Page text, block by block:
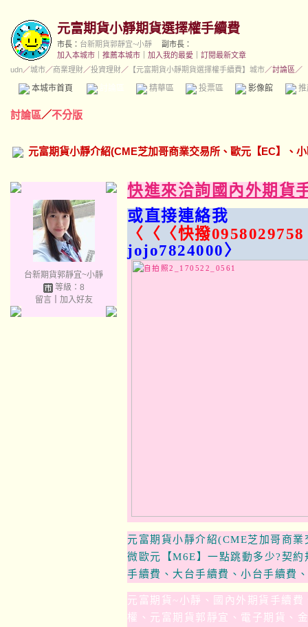
元富期貨小靜期貨選擇權手續費
市長： 台新期貨郭靜宜~小靜
副市長：
加入本城市
推薦本城市 加入我的最愛
訂閱最新文章
udn／城市／商業理財／投資理財／ 【元富期貨小靜期貨選擇權手續費】城市／討論區／
本城市首頁 精華區 投票區 影像館
討論區／不分版
元富期貨小靜介紹(CME芝加哥商業交易所、歐元【EC】、
台新期貨郭靜宜~小靜
等級：8
留言｜ 加入好友
快進來洽詢國內外期貨
或直接連絡我
〈〈〈快撥
jojo7824000〉
元富期貨小靜介紹(CME芝加哥商
微歐元【M6E】一點跳動多少?契
手續費、大台手續費、小台手續費
元富期貨~ 小靜、國內外期貨手續
權、元富期貨郭靜宜、電子期貨、